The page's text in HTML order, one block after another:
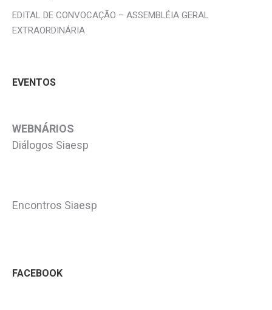
EDITAL DE CONVOCAÇÃO – ASSEMBLÉIA GERAL
EXTRAORDINÁRIA
EVENTOS
WEBNÁRIOS
Diálogos Siaesp
Encontros Siaesp
FACEBOOK